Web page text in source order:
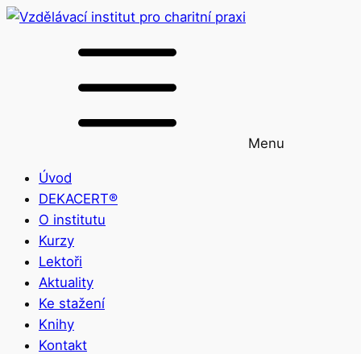
Menu
Úvod
DEKACERT®
O institutu
Kurzy
Lektoři
Aktuality
Ke stažení
Knihy
Kontakt